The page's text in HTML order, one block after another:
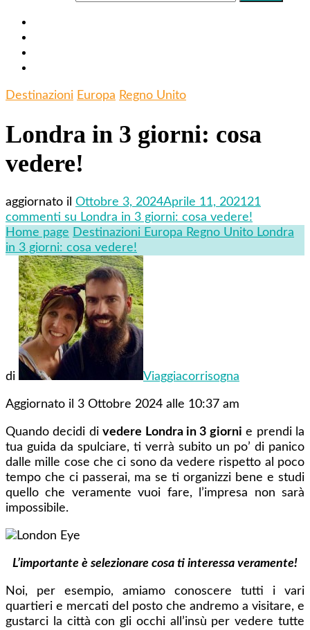
Destinazioni Europa Regno Unito
Londra in 3 giorni: cosa
vedere!
aggiornato il Ottobre 3, 2024Aprile 11, 202121
commenti su Londra in 3 giorni: cosa vedere!
Home page Destinazioni Europa Regno Unito Londra
in 3 giorni: cosa vedere!
di Viaggiacorrisogna
Aggiornato il 3 Ottobre 2024 alle 10:37 am
Quando decidi divedere Londra in 3 giorni e prendi la
tua guida da spulciare, ti verrà subito un po’ di panico
dalle mille cose che ci sono da vedere rispetto al poco
tempo che ci passerai, ma se ti organizzi bene e studi
quello che veramente vuoi fare, l’impresa non sarà
impossibile.
L’importante è selezionare cosa ti interessa veramente!
Noi, per esempio, amiamo conoscere tutti i vari
quartieri e mercati del posto che andremo a visitare, e
gustarci la città con gli occhi all’insù per vedere tutte